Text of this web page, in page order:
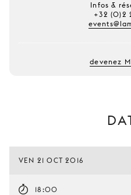
Infos &
+32 (0)2
devenez
VEN 21 OCT 2016
18:00